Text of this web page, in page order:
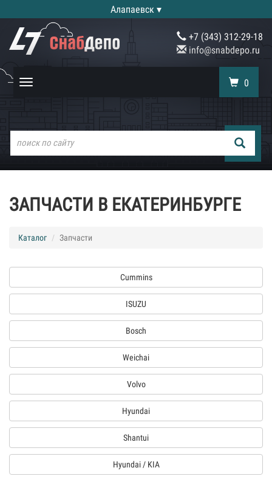
Алапаевск ▾
+7 (343) 312-29-18
info@snabdepo.ru
Toggle
0
ЗАПЧАСТИ В ЕКАТЕРИНБУРГЕ
Каталог Запчасти
Cummins
ISUZU
Bosch
Weichai
Volvo
Hyundai
Shantui
Hyundai / KIA